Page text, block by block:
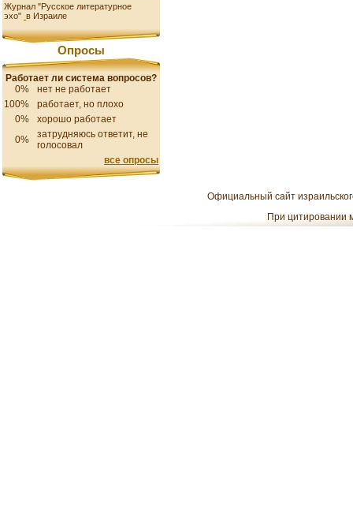
Журнал "Русское литературное
эхо" в Израиле
Опросы
Работает ли система вопросов?
0%
нет не работает
100%
работает, но плохо
0%
хорошо работает
0%
затрудняюсь ответит, не
голосовал
все опросы
Официальный сайт
При цитировании